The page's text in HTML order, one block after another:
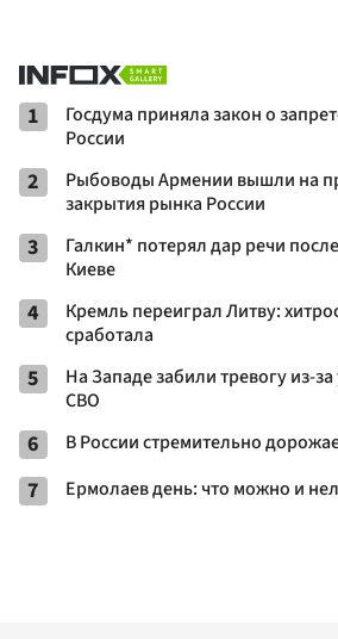
1
Госдума приняла закон о
России
2
Рыбоводы Армении вышли на
закрытия рынка России
3
Галкин* потерял дар речи
Киеве
4
Кремль переиграл Литву:
сработала
5
На Западе забили тревогу из-
СВО
6 В России стремительно
7 Ермолаев день: что можно и